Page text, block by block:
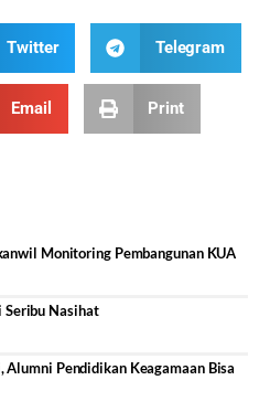
Twitter Telegram
Email Print
Monitoring Pembangunan KUA
Seribu Nasihat
Alumni Pendidikan Keagamaan Bisa